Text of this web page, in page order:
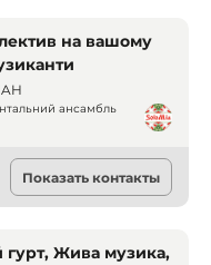
на вашому
ансамбль
Показать контакты
Жива музика,